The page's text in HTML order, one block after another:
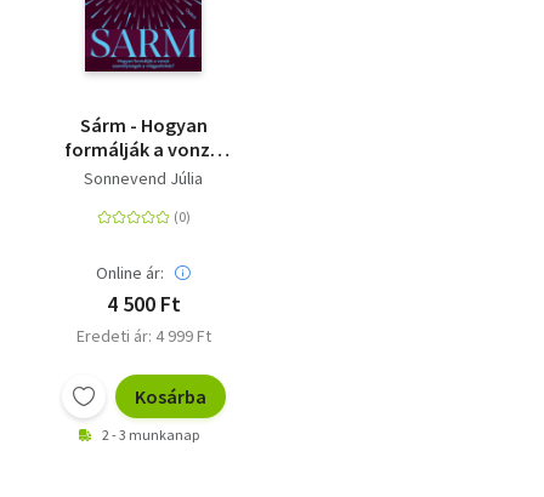
Sárm - Hogyan
formálják a vonzó
személyiségek a
Sonnevend Júlia
Online ár:
4 500 Ft
Eredeti ár: 4 999 Ft
Kosárba
2 - 3 munkanap